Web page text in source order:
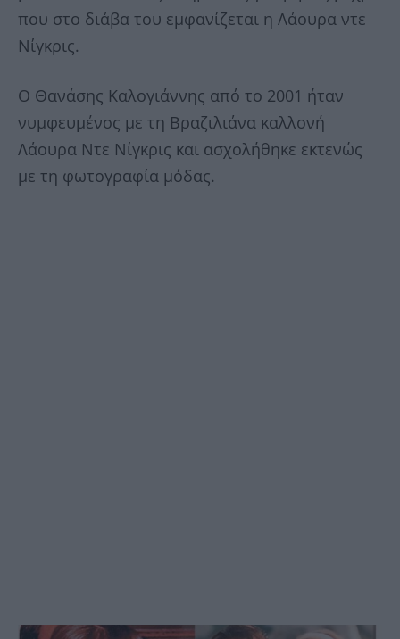
που στο διάβα του εμφανίζεται η Λάουρα ντε
Νίγκρις.
Ο Θανάσης Καλογιάννης από το 2001 ήταν
νυμφευμένος με τη Βραζιλιάνα καλλονή
Λάουρα Ντε Νίγκρις και ασχολήθηκε εκτενώς
με τη φωτογραφία μόδας.